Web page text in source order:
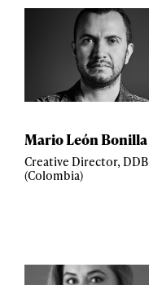
Mario León Bonilla
Creative Director, DDB
(Colombia)